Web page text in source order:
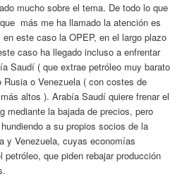
mucho sobre el tema. De todo lo que
más me ha llamado la atención es
este caso la OPEP, en el largo plazo
caso ha llegado incluso a enfrentar
Saudí ( que extrae petróleo muy barato
o Venezuela ( con costes de
altos ). Arabía Saudí quiere frenar el
mediante la bajada de precios, pero
a su propios socios de la
y Venezuela, cuyas economías
petróleo, que piden rebajar producción